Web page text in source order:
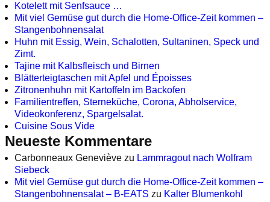
Kotelett mit Senfsauce …
Mit viel Gemüse gut durch die Home-Office-Zeit kommen –
Stangenbohnensalat
Huhn mit Essig, Wein, Schalotten, Sultaninen, Speck und
Zimt.
Tajine mit Kalbsfleisch und Birnen
Blätterteigtaschen mit Apfel und Époisses
Zitronenhuhn mit Kartoffeln im Backofen
Familientreffen, Sterneküche, Corona, Abholservice,
Videokonferenz, Spargelsalat.
Cuisine Sous Vide
Neueste Kommentare
Carbonneaux Geneviève zu Lammragout nach Wolfram
Siebeck
Mit viel Gemüse gut durch die Home-Office-Zeit kommen –
Stangenbohnensalat – B-EATS zu Kalter Blumenkohl